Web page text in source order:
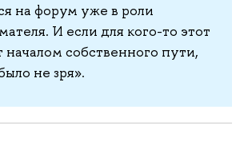
на форум уже в роли
И если для кого-то этот
началом собственного пути,
не зря».